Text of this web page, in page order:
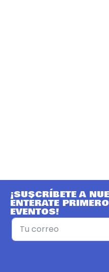
¡SUSCRÍBETE A
ENTÉRATE
EVENTOS!